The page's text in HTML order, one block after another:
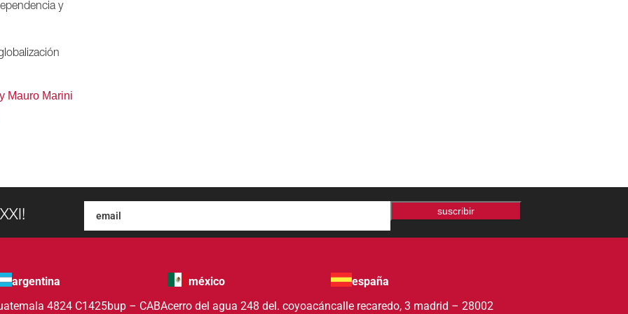
y
Mauro Marini
suscribir
argentina
4824 C1425bup – CABA
méxico
cerro del agua 248 del. coyoacán
españa
calle recaredo, 3 madrid – 28002